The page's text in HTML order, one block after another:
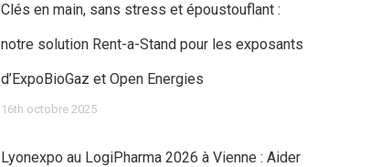
Clés en main, sans stress et époustouflant :
notre solution Rent-a-Stand pour les exposants
d’ExpoBioGaz et Open Energies
16th octobre 2025
Lyonexpo au LogiPharma 2026 à Vienne : Aider